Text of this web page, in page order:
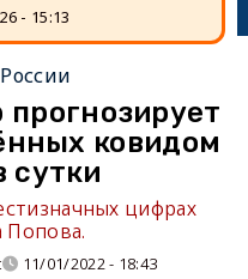
- 15:13
ковидом
сутки
цифрах
Попова.
11/01/2022 - 18:43